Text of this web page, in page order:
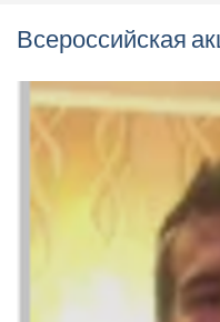
Всероссийская